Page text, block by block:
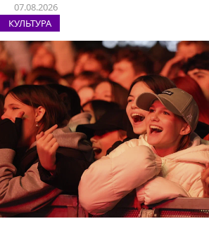
07.08.2026
КУЛЬТУРА